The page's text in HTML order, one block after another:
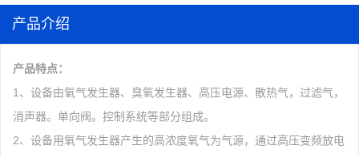
产品介绍
产品特点：
1、设备由氧气发生器、臭氧发生器、高压电源、散热气，过滤气，
消声器。单向阀。控制系统等部分组成。
2、设备用氧气发生器产生的高浓度氧气为气源，通过高压变频放电